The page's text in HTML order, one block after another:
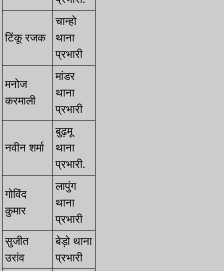
⁠टिंकू रजक
चान्हो
थाना
प्रभारी
⁠मनोज
करमाली
मांडर
थाना
प्रभारी
⁠नवीन शर्मा
बुढ़मू
थाना
प्रभारी.
⁠गोविंद
कुमार
लापुंग
थाना
प्रभारी
सुजीत
उरांव
बेड़ो थाना
प्रभारी